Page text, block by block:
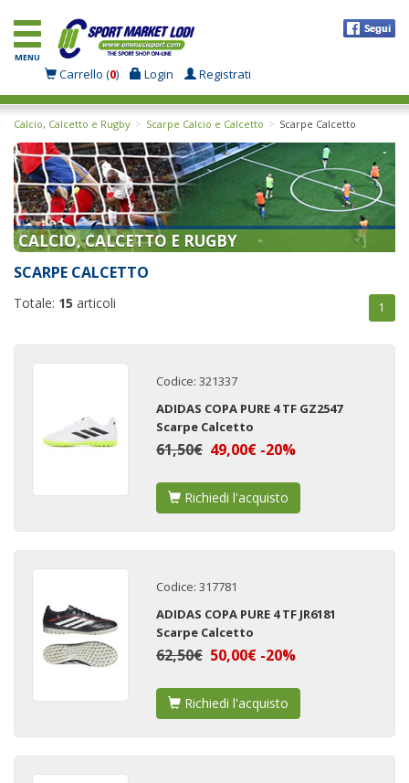
MENU
Carrello (0) Login Registrati
Calcio, Calcetto e Rugby Scarpe Calcio e Calcetto Scarpe Calcetto
CALCIO, CALCETTO E RUGBY
SCARPE CALCETTO
Totale: 15 articoli 1
Codice: 321337
ADIDAS COPA PURE 4 TF GZ2547
Scarpe Calcetto
61,50€ 49,00€ -20%
Richiedi l'acquisto
Codice: 317781
ADIDAS COPA PURE 4 TF JR6181
Scarpe Calcetto
62,50€ 50,00€ -20%
Richiedi l'acquisto